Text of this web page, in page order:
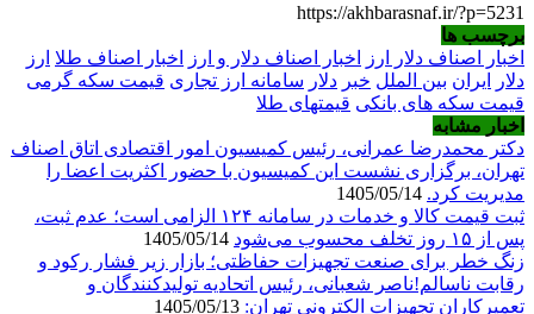
https://akhbarasnaf.ir/?p=5231
برچسب ها
اخبار اصناف دلار ارز
اخبار اصناف دلار و ارز اخبار اصناف طلا ارز
دلار
ایران بین الملل خبر دلار سامانه ارز تجاری قیمت سکه گرمی
قیمت سکه های بانکی قیمتهای طلا
اخبار مشابه
دکتر محمدرضا عمرانی، رئیس کمیسیون امور اقتصادی اتاق اصناف
تهران، برگزاری نشست این کمیسیون با حضور اکثریت اعضا را
مدیریت کرد.
ثبت قیمت کالا و خدمات در سامانه ۱۲۴ الزامی است؛ عدم ثبت،
پس از ۱۵ روز تخلف محسوب می‌شود
زنگ خطر برای صنعت تجهیزات حفاظتی؛ بازار زیر فشار رکود و
رقابت ناسالم!ناصر شعبانی، رئیس اتحادیه تولیدکنندگان و
تعمیرکاران تجهیزات الکترونی تهران: